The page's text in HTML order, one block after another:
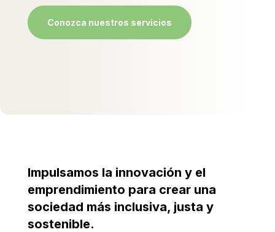
Conozca nuestros servicios
Impulsamos la innovación y el
emprendimiento para crear una
sociedad más inclusiva, justa y
sostenible.